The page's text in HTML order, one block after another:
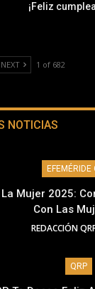
¡Feliz
NEXT 1 of 682
NOTICIAS
EFEMÉRIDE
La Mujer 2025:
Con Las
REDACCIÓN
QRP